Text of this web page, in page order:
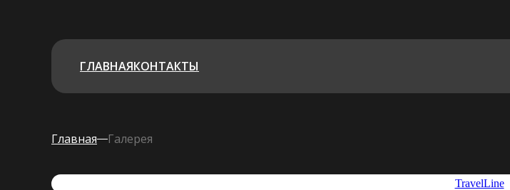
ГЛАВНАЯКОНТАКТЫ
Главная Галерея
TravelLine